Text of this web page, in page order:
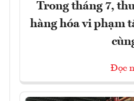
Trong tháng 7,
hàng hóa vi phạm
Đọc